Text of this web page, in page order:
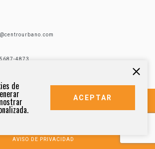
4873
AVISO DE PRIVACIDAD
de
ACEPTAR